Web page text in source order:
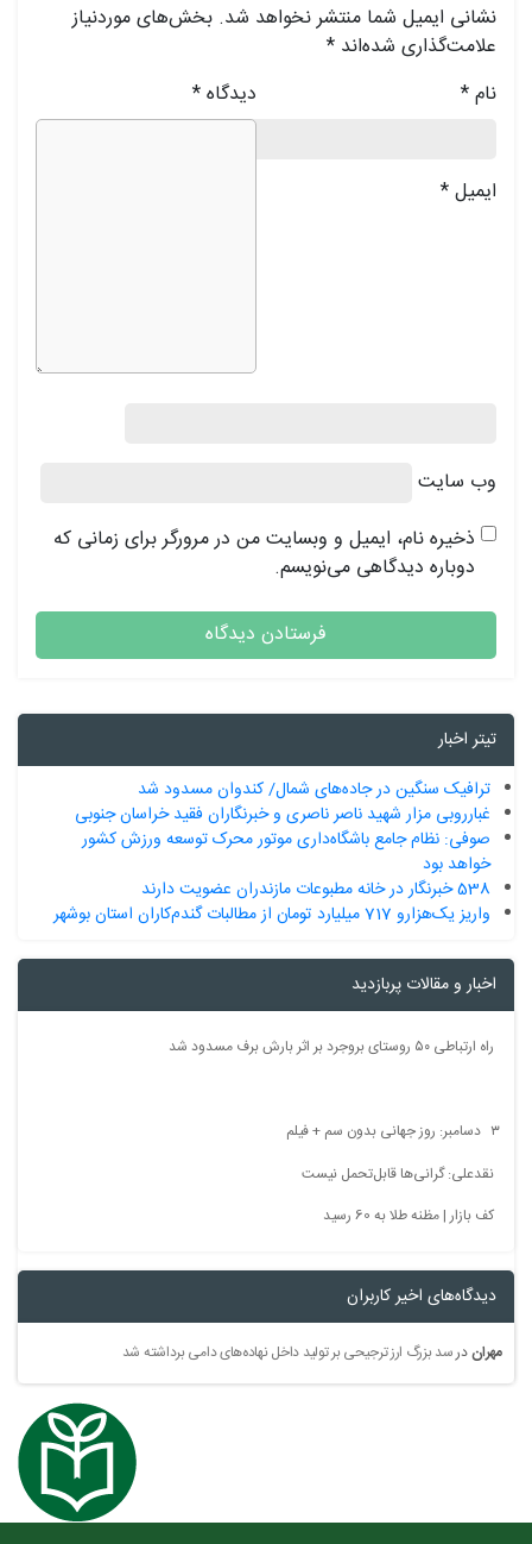
نشانی ایمیل شما منتشر نخواهد شد.بخش‌های موردنیاز
علامت‌گذاری شده‌اند*
دیدگاه* *
ایمیل*
وب‌ سایت
ذخیره نام، ایمیل و وبسایت من در مرورگر برای زمانی که
دوباره دیدگاهی می‌نویسم.
تیتر اخبار
ترافیک سنگین در جاده‌های شمال/ کندوان مسدود شد
غبارروبی مزار شهید ناصر ناصری و خبرنگاران فقید خراسان جنوبی
صوفی: نظام جامع باشگاه‌داری موتور محرک توسعه ورزش کشور
خواهد بود
538 خبرنگار در خانه مطبوعات مازندران عضویت دارند
واریز یک‌هزارو 717 میلیارد تومان از مطالبات گندم‌کاران استان بوشهر
اخبار و مقالات پربازدید
راه ارتباطی ۵۰ روستای بروجرد بر اثر بارش برف مسدود شد
نقدعلی: گرانی‌ها قابل‌تحمل نیست
کف بازار | مظنه طلا به 60 رسید
دیدگاه‌های اخیر کاربران
مهراندرسد بزرگ ارز ترجیحی بر تولید داخل نهاده‌های دامی برداشته شد